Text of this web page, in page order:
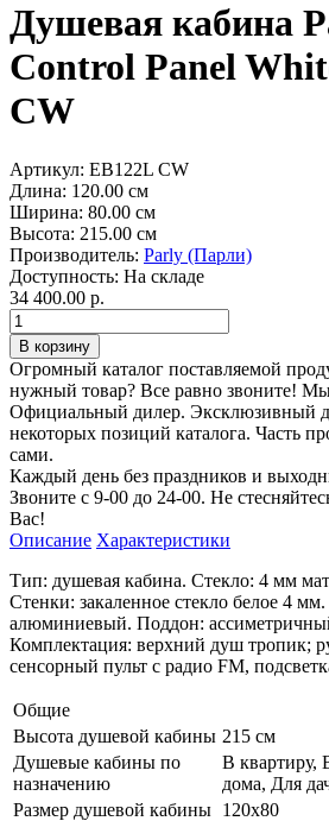
Душевая кабина
Control Panel
CW
Артикул: EB122L CW
Длина: 120.00 см
Ширина: 80.00 см
Высота: 215.00 см
Производитель: Parly (Парли)
Доступность: На складе
34 400.00 р.
Огромный каталог поставляемой
нужный товар? Все равно звоните!
Официальный дилер. Эксклюзивный
некоторых позиций каталога. Часть
сами.
Каждый день без праздников и
Звоните с 9-00 до 24-00. Не
Вас!
Описание Характеристики
Тип: душевая кабина. Стекло: 4 мм
Стенки: закаленное стекло белое 4
алюминиевый. Поддон:
Комплектация: верхний душ тропик;
сенсорный пульт с радио FM,
Общие
Высота душевой кабины 215 см
Душевые кабины по
назначению
В квартиру,
дома, Для
Размер душевой кабины 120x80